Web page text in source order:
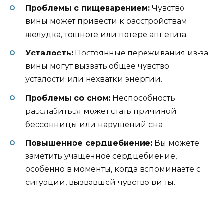
Проблемы с пищеварением: Чувство
вины может привести к расстройствам
желудка, тошноте или потере аппетита.
Усталость: Постоянные переживания из-за
вины могут вызвать общее чувство
усталости или нехватки энергии.
Проблемы со сном: Неспособность
расслабиться может стать причиной
бессонницы или нарушений сна.
Повышенное сердцебиение: Вы можете
заметить учащенное сердцебиение,
особенно в моменты, когда вспоминаете о
ситуации, вызвавшей чувство вины.